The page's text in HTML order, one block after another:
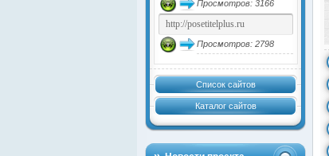
Просмотров: 3166
Просмотров: 2798
Список сайтов
Каталог сайтов